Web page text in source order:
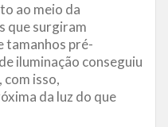
ao meio da
que surgiram
tamanhos pré-
iluminação conseguiu
com isso,
da luz do que